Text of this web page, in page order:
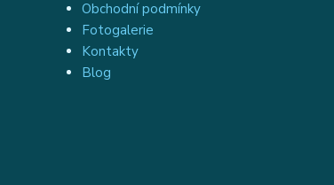
Obchodní podmínky
Fotogalerie
Kontakty
Blog